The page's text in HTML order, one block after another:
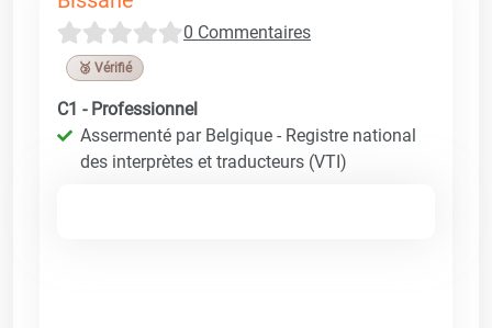
0 Commentaires
🥉 Vérifié
C1 - Professionnel
Assermenté par Belgique - Registre national
des interprètes et traducteurs (VTI)